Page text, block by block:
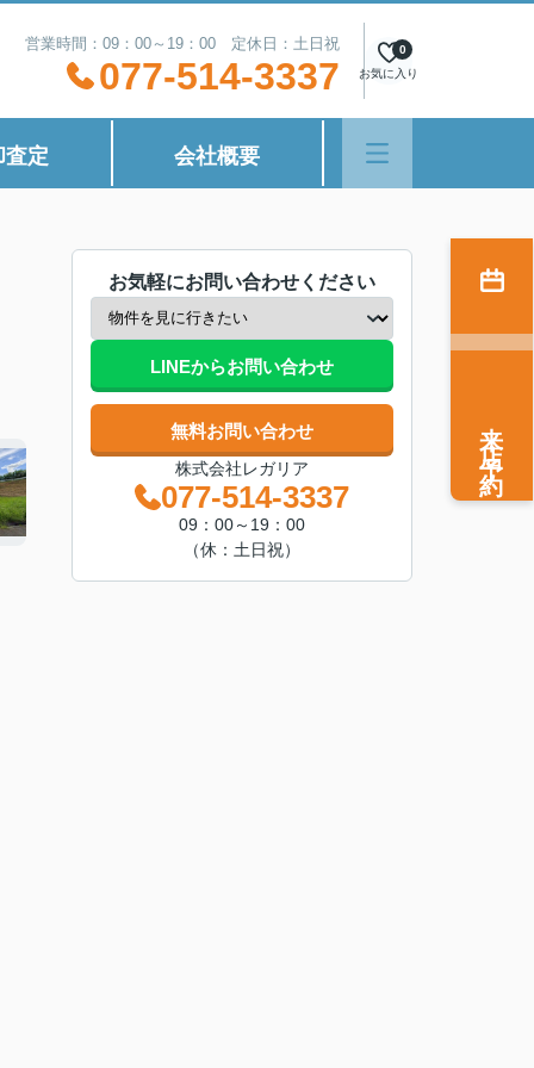
営業時間：09：00～19：00 定休日：土日祝
077-514-3337 お気に入り
0
査定 会社概要
お気軽にお問い合わせください
LINEからお問い合わせ
無料お問い合わせ
株式会社レガリア
077-514-3337
09：00～19：00
（休：土日祝）
来店予約